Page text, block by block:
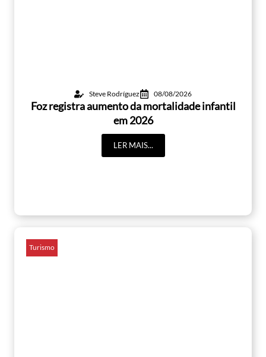
Steve Rodríguez 08/08/2026
Foz registra aumento da mortalidade infantil
em 2026
LER MAIS...
Turismo